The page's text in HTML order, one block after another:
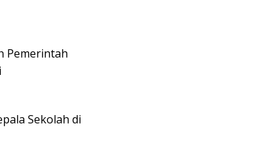
Pemerintah
Sekolah di